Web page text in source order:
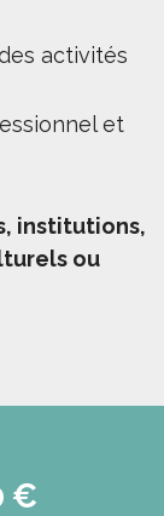
activités
et
institutions,
ou
€